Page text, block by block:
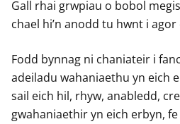
Gall rhai grwpiau o bobol
chael hi’n anodd tu hwnt i
Fodd bynnag ni chaniateir i
adeiladu wahaniaethu yn eich
sail eich hil, rhyw, anabledd,
gwahaniaethir yn eich erbyn,